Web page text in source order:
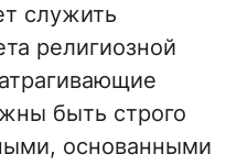
служить
религиозной
быть строго
основанными